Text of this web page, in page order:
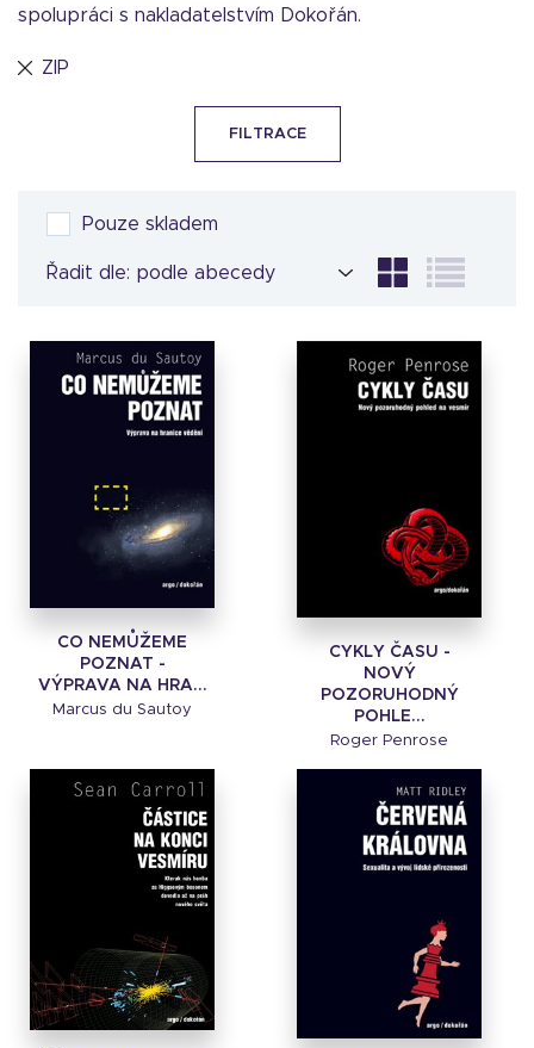
spolupráci s nakladatelstvím Dokořán.
ZIP
FILTRACE
Pouze skladem
Řadit dle:
CO NEMŮŽEME
POZNAT -
VÝPRAVA NA HRA...
Marcus du Sautoy
CYKLY ČASU -
NOVÝ
POZORUHODNÝ
POHLE...
Roger Penrose